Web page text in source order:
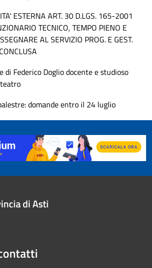
ESTERNA ART. 30 D.LGS. 165-2001
TECNICO, TEMPO PIENO E
AL SERVIZIO PROG. E GEST.
di Federico Doglio docente e studioso
domande entro il 24 luglio
di Asti